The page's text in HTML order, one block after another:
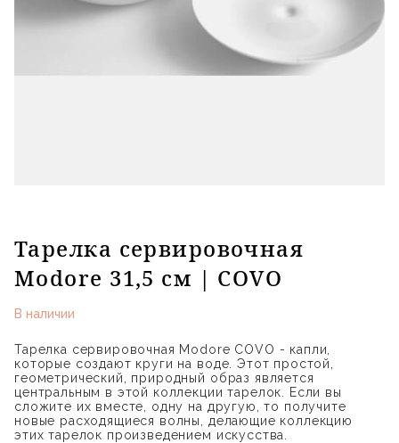
Тарелка сервировочная
Modore 31,5 см | COVO
В наличии
Тарелка сервировочная Modore COVO - капли,
которые создают круги на воде. Этот простой,
геометрический, природный образ является
центральным в этой коллекции тарелок. Если вы
сложите их вместе, одну на другую, то получите
новые расходящиеся волны, делающие коллекцию
этих тарелок произведением искусства.